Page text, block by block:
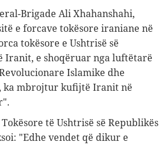
Brigade Ali Xhahanshahi,
e forcave tokësore iraniane në
tokësore e Ushtrisë së
Iranit, e shoqëruar nga luftëtarë
Islamike dhe
ka mbrojtur kufijtë Iranit në
të Ushtrisë së Republikës
"Edhe vendet që dikur e